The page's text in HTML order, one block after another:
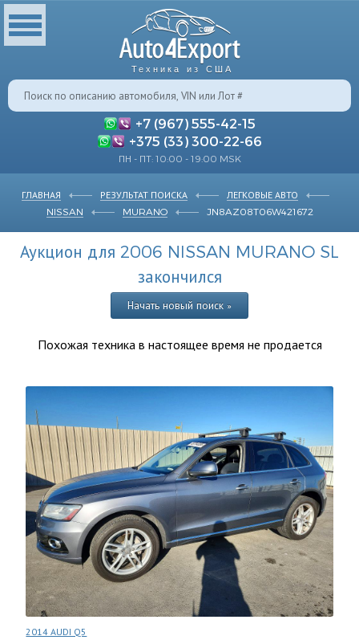
Техника из США
+7 (967) 555-42-15
+375 (33) 300-22-66
ПН - ПТ: 10:00 - 19:00 MSK
ГЛАВНАЯ РЕЗУЛЬТАТ ПОИСКА
ЛЕГКОВЫЕ АВТО
NISSAN
MURANO JN8AZ08T06W421672
Аукцион для 2006 NISSAN MURANO SL
закончился
Начать новый поиск »
Похожая техника в настоящее время не продается
2014 AUDI Q5